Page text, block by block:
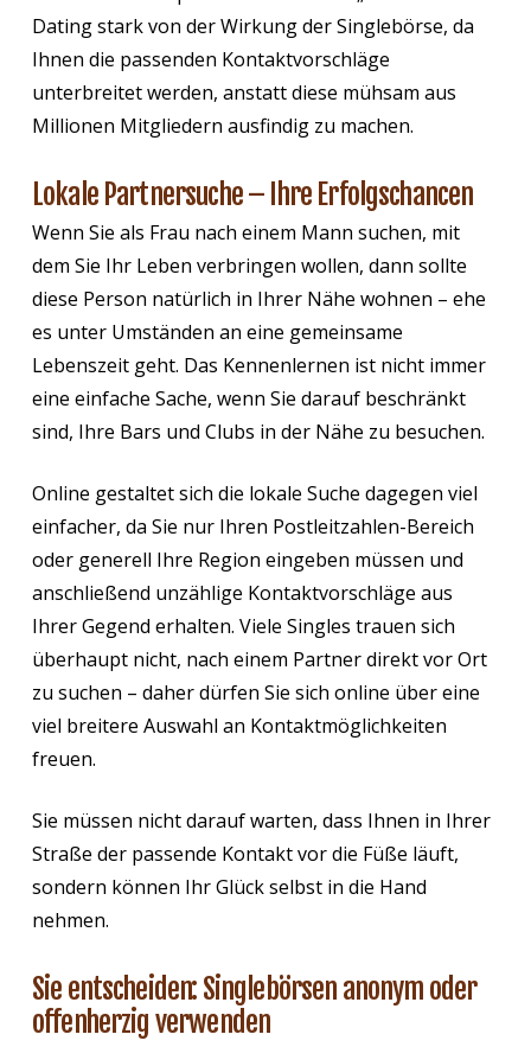
Dating stark von der Wirkung der Singlebörse, da
Ihnen die passenden Kontaktvorschläge
unterbreitet werden, anstatt diese mühsam aus
Millionen Mitgliedern ausfindig zu machen.
Lokale Partnersuche – Ihre Erfolgschancen
Wenn Sie als Frau nach einem Mann suchen, mit
dem Sie Ihr Leben verbringen wollen, dann sollte
diese Person natürlich in Ihrer Nähe wohnen – ehe
es unter Umständen an eine gemeinsame
Lebenszeit geht. Das Kennenlernen ist nicht immer
eine einfache Sache, wenn Sie darauf beschränkt
sind, Ihre Bars und Clubs in der Nähe zu besuchen.
Online gestaltet sich die lokale Suche dagegen viel
einfacher, da Sie nur Ihren Postleitzahlen-Bereich
oder generell Ihre Region eingeben müssen und
anschließend unzählige Kontaktvorschläge aus
Ihrer Gegend erhalten. Viele Singles trauen sich
überhaupt nicht, nach einem Partner direkt vor Ort
zu suchen – daher dürfen Sie sich online über eine
viel breitere Auswahl an Kontaktmöglichkeiten
freuen.
Sie müssen nicht darauf warten, dass Ihnen in Ihrer
Straße der passende Kontakt vor die Füße läuft,
sondern können Ihr Glück selbst in die Hand
nehmen.
Sie entscheiden: Singlebörsen anonym oder
offenherzig verwenden